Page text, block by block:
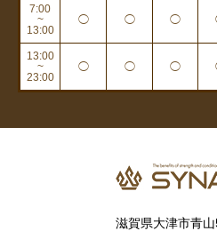
7:00
~
13:00
◯ ◯ ◯
13:00
~
23:00
◯ ◯ ◯
滋賀県大津市青